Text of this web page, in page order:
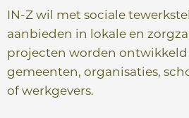
k
-
s
q
u
a
m
n
IN-Z wil met sociale
aanbieden in lokale en
projecten worden ontwikkeld
gemeenten, organisaties,
of werkgevers.